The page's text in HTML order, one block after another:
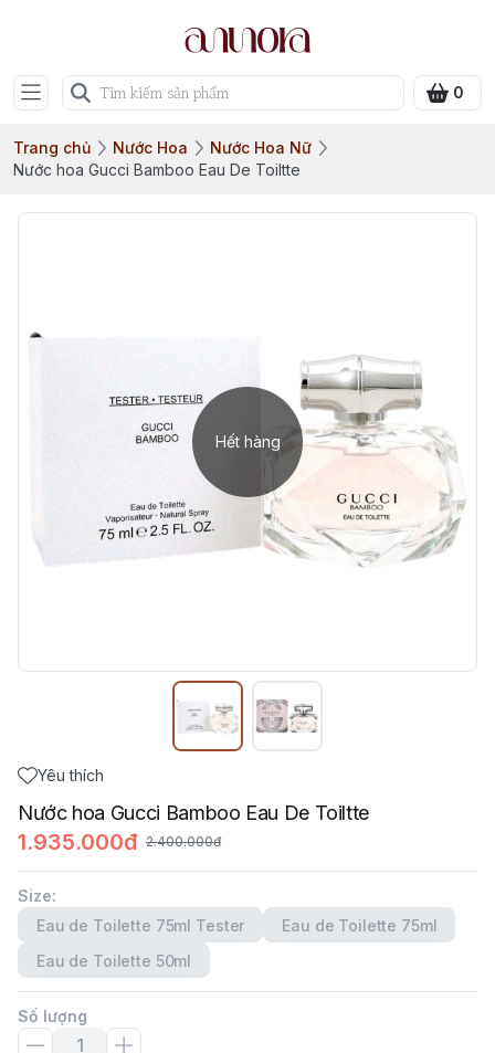
0
Trang chủ Nước Hoa
Nước Hoa Nữ
Nước hoa Gucci Bamboo Eau De Toiltte
Hết hàng
Yêu thích
Nước hoa Gucci Bamboo Eau De Toiltte
1.935.000đ 2.400.000đ
Size:
Eau de Toilette 75ml Tester
Eau de Toilette 75ml
Eau de Toilette 50ml
Số lượng